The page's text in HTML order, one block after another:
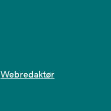
Webredaktør